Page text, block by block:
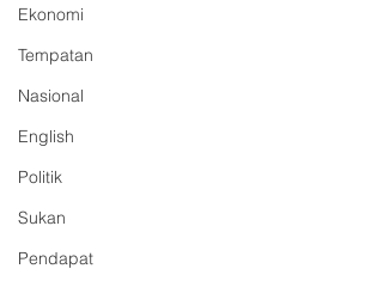
Ekonomi
Tempatan
Nasional
English
Politik
Sukan
Pendapat